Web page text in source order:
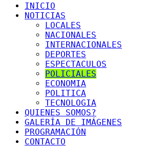
INICIO
NOTICIAS
LOCALES
NACIONALES
INTERNACIONALES
DEPORTES
ESPECTACULOS
POLICIALES
ECONOMIA
POLITICA
TECNOLOGIA
QUIENES SOMOS?
GALERÍA DE IMÁGENES
PROGRAMACIÓN
CONTACTO